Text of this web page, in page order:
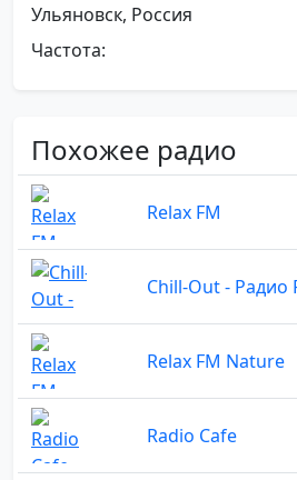
Ульяновск, Россия
Частота:
Похожее радио
Relax FM
Chill-Out - Радио
Relax FM Nature
Radio Cafe